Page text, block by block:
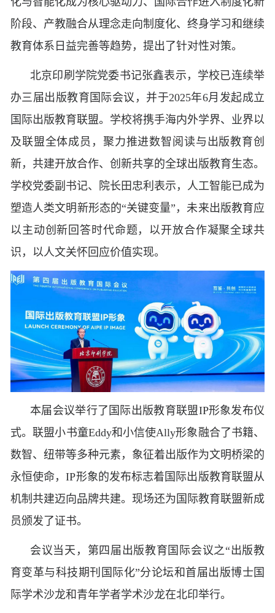
阶段、产教融合从理念走向制度化、终身学习和继续
教育体系日益完善等趋势，提出了针对性对策。
北京印刷学院党委书记张鑫表示，学校已连续举
办三届出版教育国际会议，并于2025年6月发起成立
国际出版教育联盟。学校将携手海内外学界、业界以
及联盟全体成员，聚力推进数智阅读与出版教育创
新，共建开放合作、创新共享的全球出版教育生态。
学校党委副书记、院长田忠利表示，人工智能已成为
塑造人类文明新形态的“关键变量”，未来出版教育应
以主动创新回答时代命题，以开放合作凝聚全球共
识，以人文关怀回应价值实现。
本届会议举行了国际出版教育联盟IP形象发布仪
式。联盟小书童Eddy和小信使Ally形象融合了书籍、
数智、纽带等多种元素，象征着出版作为文明桥梁的
永恒使命，IP形象的发布标志着国际出版教育联盟从
机制共建迈向品牌共建。现场还为国际教育联盟新成
员颁发了证书。
会议当天，第四届出版教育国际会议之“出版教
育变革与科技期刊国际化”分论坛和首届出版博士国
际学术沙龙和青年学者学术沙龙在北印举行。